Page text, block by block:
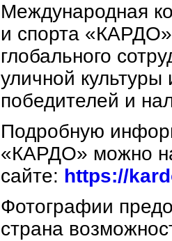
Международная
и спорта
глобального
уличной
победителей и
Подробную
«КАРДО» можно
сайте: https://
Фотографии
страна